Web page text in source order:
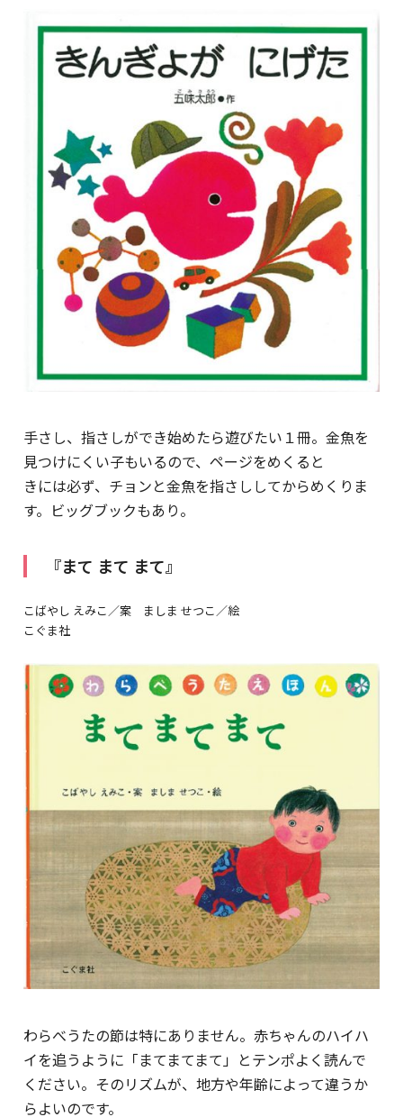
手さし、指さしができ始めたら遊びたい１冊。金魚を
見つけにくい子もいるので、ページをめくると
きには必ず、チョンと金魚を指さししてからめくりま
す。ビッグブックもあり。
『まて まて まて』
こばやし えみこ／案 ましま せつこ／絵
こぐま社
わらべうたの節は特にありません。赤ちゃんのハイハ
イを追うように「まてまてまて」とテンポよく読んで
ください。そのリズムが、地方や年齢によって違うか
らよいのです。